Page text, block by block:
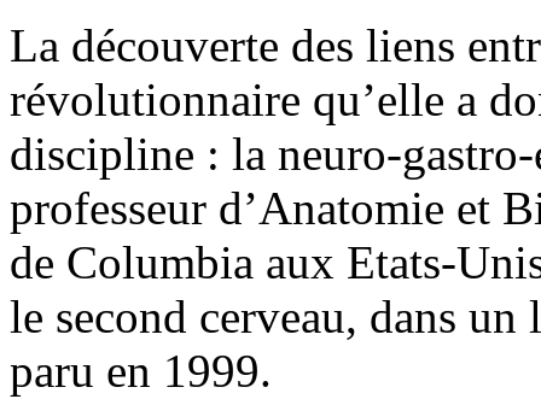
La découverte des liens
révolutionnaire qu’elle a
discipline : la neuro-
professeur d’Anatomie et
de Columbia aux Etats-
le second cerveau, dans
paru en 1999.